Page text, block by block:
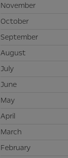
November
October
September
August
July
June
May
April
March
February